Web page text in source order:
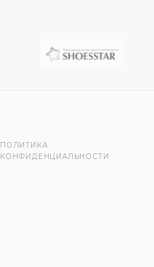
ПОЛИТИКА
КОНФИДЕНЦИАЛЬНОСТИ